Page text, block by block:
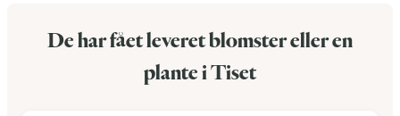
De har fået leveret blomster eller en
plante i Tiset